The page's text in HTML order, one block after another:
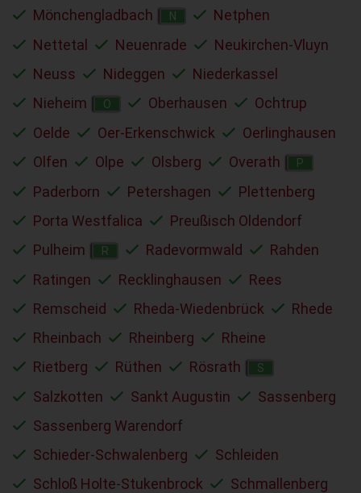
Mönchengladbach
N
Netphen
Nettetal
Neuenrade
Neukirchen-Vluyn
Neuss
Nideggen
Niederkassel
Nieheim
O Oberhausen
Ochtrup
Oelde
Oer-Erkenschwick
Oerlinghausen
Olfen
Olpe Olsberg Overath P
Paderborn Petershagen
Plettenberg
Porta Westfalica
Preußisch Oldendorf
Pulheim
R Radevormwald
Rahden
Ratingen
Recklinghausen
Rees
Remscheid
Rheda-Wiedenbrück
Rhede
Rheinbach
Rheinberg
Rheine
Rietberg
Rüthen Rösrath S
Salzkotten Sankt Augustin
Sassenberg
Sassenberg Warendorf
Schieder-Schwalenberg
Schleiden
Schloß Holte-Stukenbrock
Schmallenberg